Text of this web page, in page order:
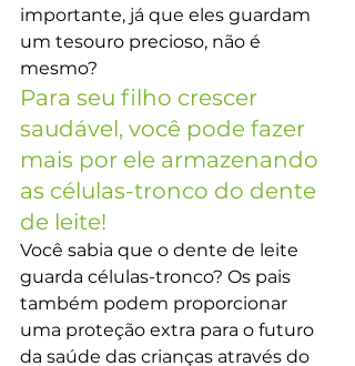
importante, já que eles guardam
um tesouro precioso, não é
mesmo?
Para seu filho crescer
saudável, você pode fazer
mais por ele armazenando
as células-tronco do dente
de leite!
Você sabia que o dente de leite
guarda células-tronco? Os pais
também podem proporcionar
uma proteção extra para o futuro
da saúde das crianças através do